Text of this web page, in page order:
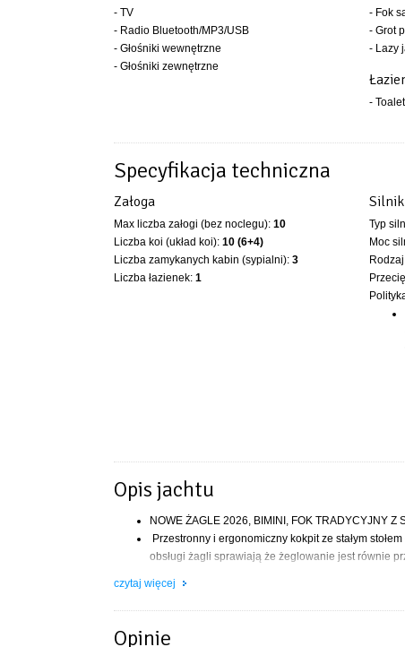
- TV
- Radio Bluetooth/MP3/USB
- Głośniki wewnętrzne
- Głośniki zewnętrzne
- Fok
- Grot
- Lazy
-
Specyfikacja techniczna
Załoga
Max liczba załogi (bez noclegu): 10
Liczba koi (układ koi): 10 (6+4)
Liczba zamykanych kabin (sypialni): 3
Liczba łazienek: 1
Silnik
Typ
Moc
Opis jachtu
NOWE ŻAGLE 2026, BIMINI, FOK TRADYCYJNY Z
Przestronny i ergonomiczny kokpit ze stałym
obsługi żagli sprawiają że żeglowanie jest równie
oraz pełnowymiarowe koje w messie, pozwalają
bezkolizyjna komunikacja we wnętrzu jachtu,
zastosowaniu asymetrycznej zejściówki.
czytaj więcej
Opinie